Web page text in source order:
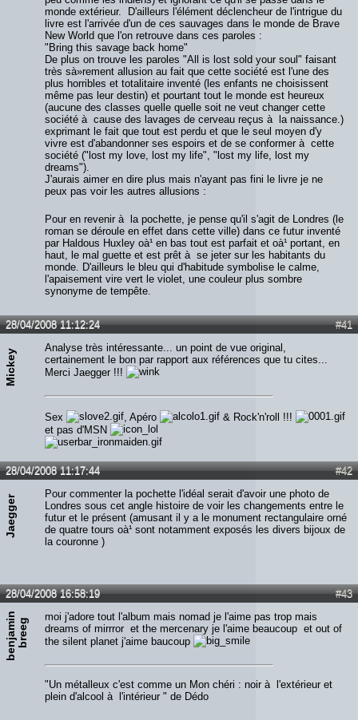
monde extérieur. D'ailleurs l'élément déclencheur de l'intrigue du
livre est l'arrivée d'un de ces sauvages dans le monde de Brave
New World que l'on retrouve dans ces paroles :
"Bring this savage back home"
De plus on trouve les paroles "All is lost sold your soul" faisant
très sà»rement allusion au fait que cette société est l'une des
plus horribles et totalitaire inventé (les enfants ne choisissent
même pas leur destin) et pourtant tout le monde est heureux
(aucune des classes quelle quelle soit ne veut changer cette
société à cause des lavages de cerveau reçus à la naissance.)
exprimant le fait que tout est perdu et que le seul moyen d'y
vivre est d'abandonner ses espoirs et de se conformer à cette
société ("lost my love, lost my life", "lost my life, lost my
dreams").
J'aurais aimer en dire plus mais n'ayant pas fini le livre je ne
peux pas voir les autres allusions :
Pour en revenir à la pochette, je pense qu'il s'agit de Londres (le
roman se déroule en effet dans cette ville) dans ce futur inventé
par Haldous Huxley oà¹ en bas tout est parfait et oà¹ portant, en
haut, le mal guette et est prêt à se jeter sur les habitants du
monde. D'ailleurs le bleu qui d'habitude symbolise le calme,
l'apaisement vire vert le violet, une couleur plus sombre
synonyme de tempête.
#41
28/04/2008 11:12:24
Mickey
Analyse très intéressante... un point de vue original,
certainement le bon par rapport aux références que tu cites...
Merci Jaegger !!!
Sex , Apéro
& Rock'n'roll !!!
et pas d'MSN
#42
28/04/2008 11:17:44
Jaegger
Pour commenter la pochette l'idéal serait d'avoir une photo de
Londres sous cet angle histoire de voir les changements entre le
futur et le présent (amusant il y a le monument rectangulaire orné
de quatre tours oà¹ sont notamment exposés les divers bijoux de
la couronne )
#43
28/04/2008 16:58:19
b
e
n
j
a
mi
n
b
r
e
eg
moi j'adore tout l'album mais nomad je l'aime pas trop mais
dreams of mirrror et the mercenary je l'aime beaucoup et out of
the silent planet j'aime baucoup
"Un métalleux c'est comme un Mon chéri : noir à l'extérieur et
plein d'alcool à l'intérieur " de Dédo